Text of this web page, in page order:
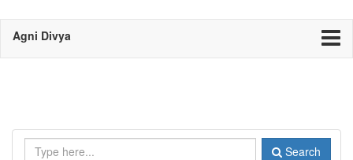
Agni Divya
Search